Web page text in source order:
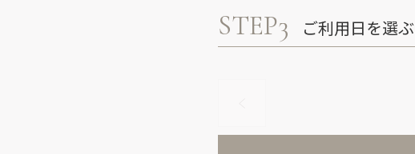
STEP3 ご利用日を選ぶ